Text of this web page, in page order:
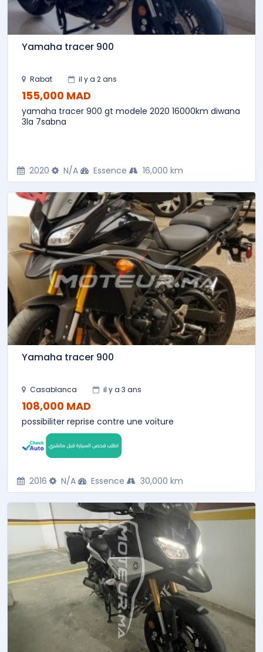
Yamaha tracer 900
Rabat il y a 2 ans
155,000 MAD
yamaha tracer 900 gt modele 2020 16000km diwana
3la 7sabna
2020 N/A Essence 16,000 km
Yamaha tracer 900
Casablanca il y a 3 ans
108,000 MAD
possibiliter reprise contre une voiture
2016 N/A Essence 30,000 km